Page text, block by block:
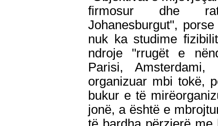
firmosur dhe
Johanesburgut",
nuk ka studime
ndroje "rrugët e
Parisi,
organizuar mbi tokë,
bukur e të
jonë, a është e